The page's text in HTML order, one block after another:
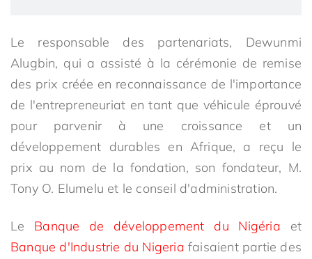
Le responsable des partenariats, Dewunmi
Alugbin, qui a assisté à la cérémonie de remise
des prix créée en reconnaissance de l'importance
de l'entrepreneuriat en tant que véhicule éprouvé
pour parvenir à une croissance et un
développement durables en Afrique, a reçu le
prix au nom de la fondation, son fondateur, M.
Tony O. Elumelu et le conseil d'administration.
Le Banque de développement du Nigéria et
Banque d'Industrie du Nigeria faisaient partie des